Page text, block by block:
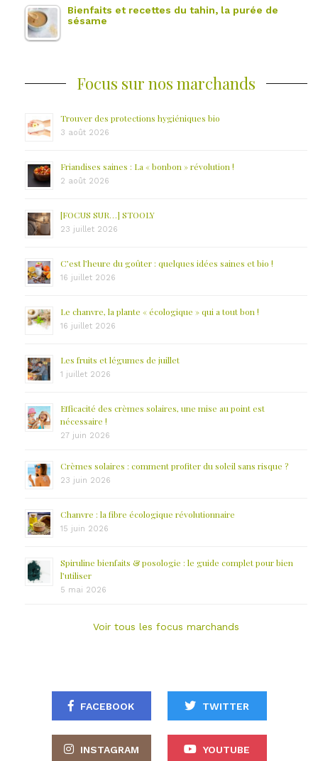
Bienfaits et recettes du tahin, la purée de
sésame
Focus sur nos marchands
Trouver des protections hygiéniques bio
3 août 2026
Friandises saines : La « bonbon » révolution !
2 août 2026
[FOCUS SUR…] STOOLY
23 juillet 2026
C’est l’heure du goûter : quelques idées saines et bio !
16 juillet 2026
Le chanvre, la plante « écologique » qui a tout bon !
16 juillet 2026
Les fruits et légumes de juillet
1 juillet 2026
Efficacité des crèmes solaires, une mise au point est
nécessaire !
27 juin 2026
Crèmes solaires : comment profiter du soleil sans risque ?
23 juin 2026
Chanvre : la fibre écologique révolutionnaire
15 juin 2026
Spiruline bienfaits & posologie : le guide complet pour bien
l’utiliser
5 mai 2026
Voir tous les focus marchands
FACEBOOK TWITTER
INSTAGRAM YOUTUBE